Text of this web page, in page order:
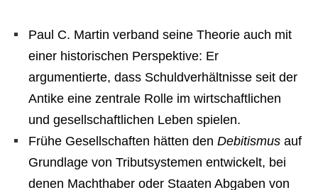
Paul C. Martin verband seine Theorie auch mit
einer historischen Perspektive: Er
argumentierte, dass Schuldverhältnisse seit der
Antike eine zentrale Rolle im wirtschaftlichen
und gesellschaftlichen Leben spielen.
Frühe Gesellschaften hätten den Debitismus auf
Grundlage von Tributsystemen entwickelt, bei
denen Machthaber oder Staaten Abgaben von